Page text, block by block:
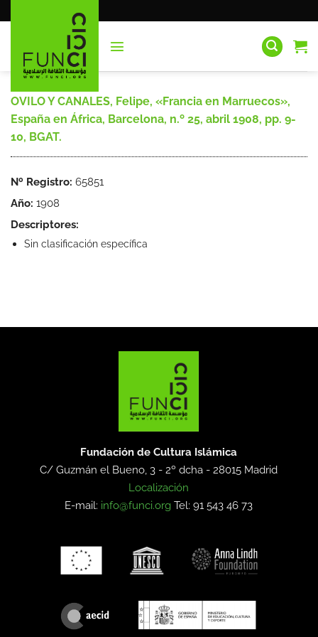
al
OVILO Y CANALES, Felipe, «Francia en Marruecos»,
España en África, Barcelona, n.º 25, abril 1908, pp. 9-
10, BGAT.
Nº Registro: 65851
Año: 1908
Descriptores:
Sin clasificación específica
Fundación de Cultura Islámica
C/ Guzmán el Bueno, 3 - 2º dcha -28015 Madrid
Localización
E-mail: info@funci.org Tel: 91 543 46 73